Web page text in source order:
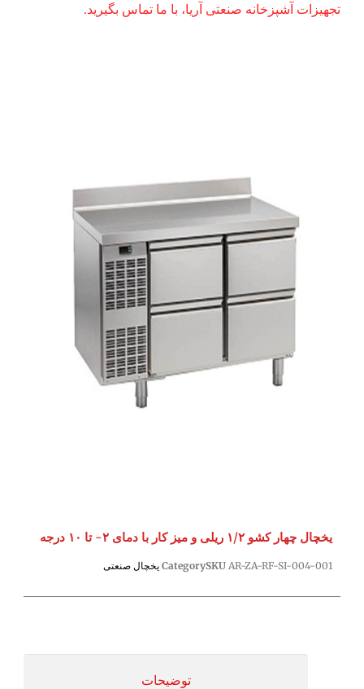
تجهیزات آشپزخانه صنعتی آریا، با ما تماس بگیرید.
یخچال چهار کشو ۱/۲ ریلی و میز کار با دمای ۲- تا ۱۰ درجه
SKU AR-ZA-RF-SI-004-001
Category یخچال صنعتی
توضیحات